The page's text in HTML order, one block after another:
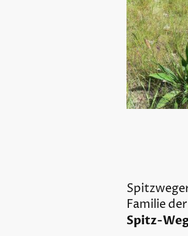
Familie
Spitz-